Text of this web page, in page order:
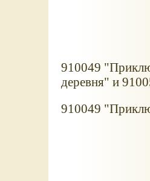
910049
деревня" и
910049